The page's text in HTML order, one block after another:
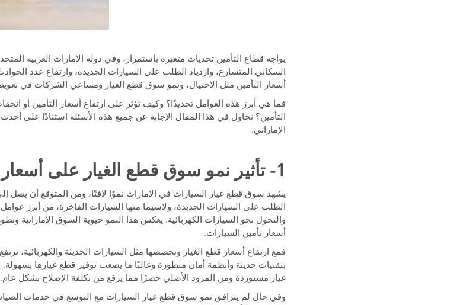
يواجه قطاع التأمين تحديات متغيرة باستمرار، وفي دولة الإمارات العربية
السكاني المتسارع، وازدياد الطلب على السيارات الجديدة، وارتفاع عدد
أسعار التأمين مثل الاحتيال، ونمو سوق قطع الغيار ومساعي الشركات في
فما هي أبرز هذه العوامل تحديدًا؟ وكيف تؤثر على ارتفاع أسعار التأمين أو
التأمين؟ نحاول في هذا المقال الإجابة عن جميع هذه الأسئلة استنادًا على
الإماراتي.
1- تأثير نمو سوق قطع الغيار على أسعار التأمين
الطلب على السيارات الجديدة، ولاسيما منها السيارات الفاخرة، من أبرز عوامل
والتحول نحو السيارات الكهربائية. يعكس هذا النمو حيوية السوق الإماراتية وتطور
أسعار تأمين السيارات.
فمع ارتفاع أسعار قطع الغيار وتخصصها مثل السيارات الحديثة والكهربائية،
بتقنيات حديثة وأنظمة أمان متطورة وغالبًا ما يصعب توفير قطع غيارها
غيار مستوردة ومن المزود الأصلي حصرًا مما يرفع من تكلفة الإصلاح بشكل عام.
وفي حال لم يترافق نمو سوق قطع غيار السيارات مع التوسع في خدمات الصيانة